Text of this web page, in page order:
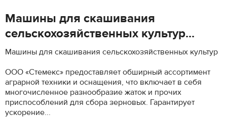
Машины для скашивания
сельскохозяйственных культур...
Машины для скашивания сельскохозяйственных культур
ООО «Стемекс» предоставляет обширный ассортимент
аграрной техники и оснащения, что включает в себя
многочисленное разнообразие жаток и прочих
приспособлений для сбора зерновых. Гарантирует
ускорение...